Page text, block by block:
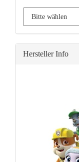
Hersteller Info